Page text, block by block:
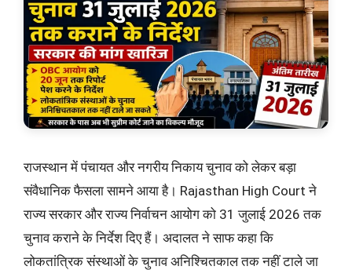
राजस्थान में पंचायत और नगरीय निकाय चुनाव को लेकर बड़ा
संवैधानिक फैसला सामने आया है। Rajasthan High Court ने
राज्य सरकार और राज्य निर्वाचन आयोग को 31 जुलाई 2026 तक
चुनाव कराने के निर्देश दिए हैं। अदालत ने साफ कहा कि
लोकतांत्रिक संस्थाओं के चुनाव अनिश्चितकाल तक नहीं टाले जा